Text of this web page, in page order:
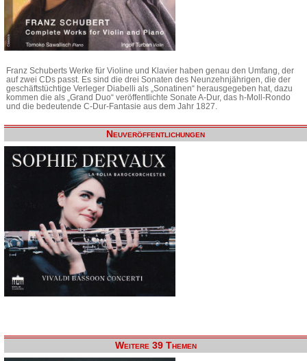
Franz Schuberts Werke für Violine und Klavier haben genau den Umfang, der
auf zwei CDs passt. Es sind die drei Sonaten des Neunzehnjährigen, die der
geschäftstüchtige Verleger Diabelli als „Sonatinen“ herausgegeben hat, dazu
kommen die als „Grand Duo“ veröffentlichte Sonate A-Dur, das h-Moll-Rondo
und die bedeutende C-Dur-Fantasie aus dem Jahr 1827.
Neuveröffentlichungen
Weitere 39 Themen